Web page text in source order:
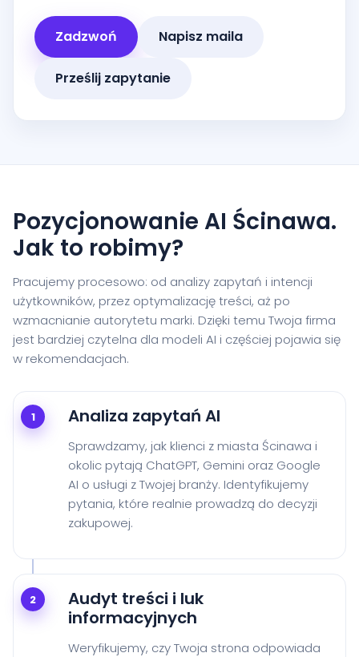
Zadzwoń Napisz maila
Prześlij zapytanie
Pozycjonowanie AI Ścinawa.
Jak to robimy?
Pracujemy procesowo: od analizy zapytań i intencji
użytkowników, przez optymalizację treści, aż po
wzmacnianie autorytetu marki. Dzięki temu Twoja firma
jest bardziej czytelna dla modeli AI i częściej pojawia się
w rekomendacjach.
1 Analiza zapytań AI
Sprawdzamy, jak klienci z miasta Ścinawa i
okolic pytają ChatGPT, Gemini oraz Google
AI o usługi z Twojej branży. Identyfikujemy
pytania, które realnie prowadzą do decyzji
zakupowej.
2
Audyt treści i luk
informacyjnych
Weryfikujemy, czy Twoja strona odpowiada